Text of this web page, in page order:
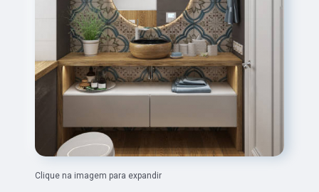
Clique na imagem para expandir